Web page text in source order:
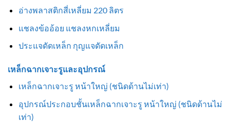
อ่างพลาสติกสี่เหลี่ยม 220 ลิตร
แชลงข้ออ้อย แชลงหกเหลี่ยม
ประแจดัดเหล็ก กุญแจดัดเหล็ก
เหล็กฉากเจาะรูและอุปกรณ์
เหล็กฉากเจาะรู หน้าใหญ่ (ชนิดด้านไม่เท่า)
อุปกรณ์ประกอบชั้นเหล็กฉากเจาะรู หน้าใหญ่ (ชนิดด้านไม่
เท่า)